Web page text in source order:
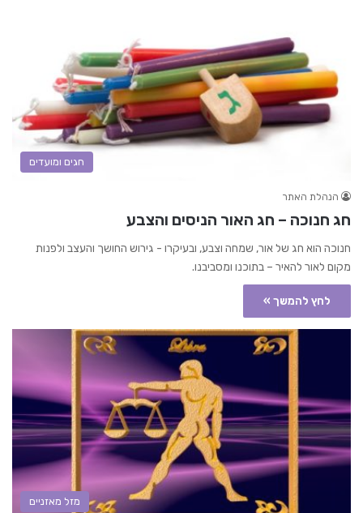
חגים ומועדים
הנהלת האתר
חג חנוכה – חג האור הניסים והצבע
חנוכה הוא חג של אור, שמחה וצבע, ובעיקרו - גירוש החושך והעצב ולפנות
מקום לאור להאיר – בתוכנו ומסביבנו.
לחץ להמשך »
מזל מאזניים